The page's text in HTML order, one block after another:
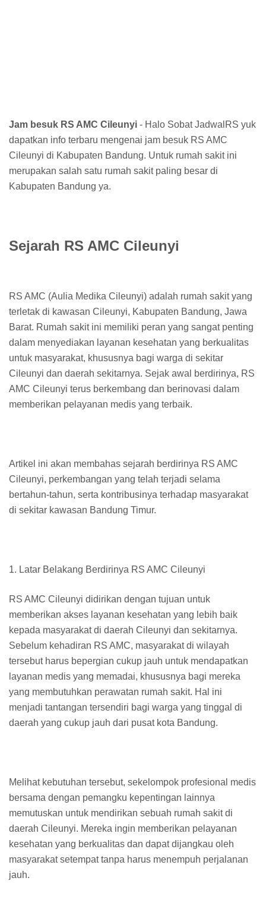
Jam besuk RS AMC Cileunyi - Halo Sobat JadwalRS yuk
dapatkan info terbaru mengenai jam besuk RS AMC
Cileunyi di Kabupaten Bandung. Untuk rumah sakit ini
merupakan salah satu rumah sakit paling besar di
Kabupaten Bandung ya.
Sejarah RS AMC Cileunyi
RS AMC (Aulia Medika Cileunyi) adalah rumah sakit yang
terletak di kawasan Cileunyi, Kabupaten Bandung, Jawa
Barat. Rumah sakit ini memiliki peran yang sangat penting
dalam menyediakan layanan kesehatan yang berkualitas
untuk masyarakat, khususnya bagi warga di sekitar
Cileunyi dan daerah sekitarnya. Sejak awal berdirinya, RS
AMC Cileunyi terus berkembang dan berinovasi dalam
memberikan pelayanan medis yang terbaik.
Artikel ini akan membahas sejarah berdirinya RS AMC
Cileunyi, perkembangan yang telah terjadi selama
bertahun-tahun, serta kontribusinya terhadap masyarakat
di sekitar kawasan Bandung Timur.
1. Latar Belakang Berdirinya RS AMC Cileunyi
RS AMC Cileunyi didirikan dengan tujuan untuk
memberikan akses layanan kesehatan yang lebih baik
kepada masyarakat di daerah Cileunyi dan sekitarnya.
Sebelum kehadiran RS AMC, masyarakat di wilayah
tersebut harus bepergian cukup jauh untuk mendapatkan
layanan medis yang memadai, khususnya bagi mereka
yang membutuhkan perawatan rumah sakit. Hal ini
menjadi tantangan tersendiri bagi warga yang tinggal di
daerah yang cukup jauh dari pusat kota Bandung.
Melihat kebutuhan tersebut, sekelompok profesional medis
bersama dengan pemangku kepentingan lainnya
memutuskan untuk mendirikan sebuah rumah sakit di
daerah Cileunyi. Mereka ingin memberikan pelayanan
kesehatan yang berkualitas dan dapat dijangkau oleh
masyarakat setempat tanpa harus menempuh perjalanan
jauh.